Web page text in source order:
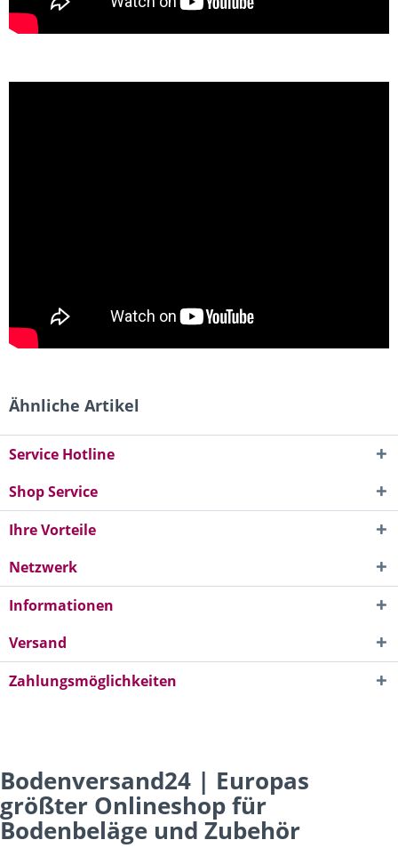
Ähnliche Artikel
Service Hotline
Shop Service
Ihre Vorteile
Netzwerk
Informationen
Versand
Zahlungsmöglichkeiten
Bodenversand24 | Europas
größter Onlineshop für
Bodenbeläge und Zubehör